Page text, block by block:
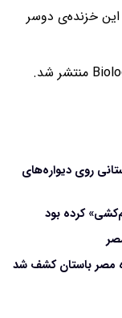
این خزنده‌ی دوسر
روی دیواره‌های
مصر باستان کشف شد